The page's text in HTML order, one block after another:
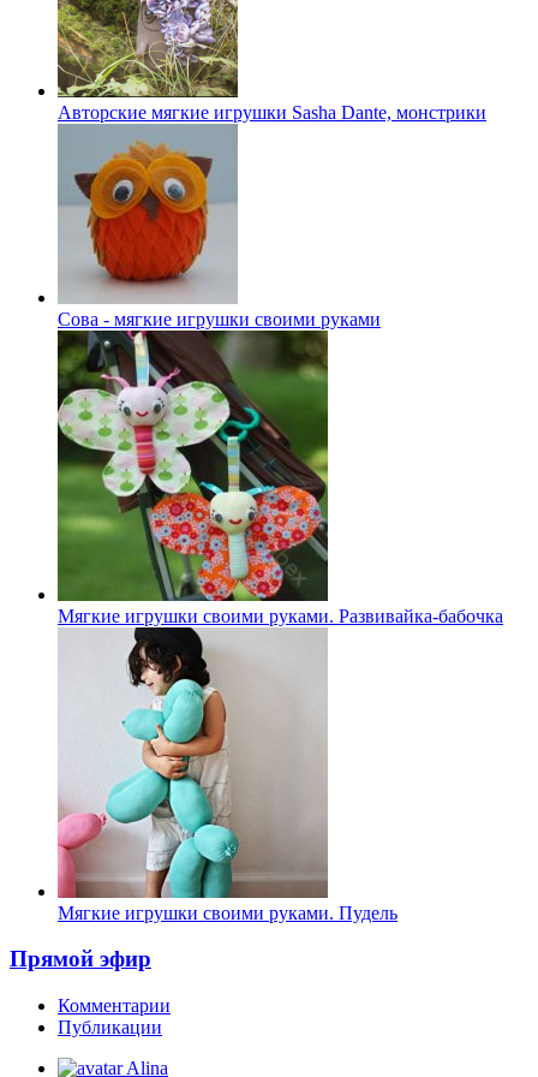
Авторские мягкие игрушки Sasha Dante, монстрики
Сова - мягкие игрушки своими руками
Мягкие игрушки своими руками. Развивайка-бабочка
Мягкие игрушки своими руками. Пудель
Прямой эфир
Комментарии
Публикации
Alina